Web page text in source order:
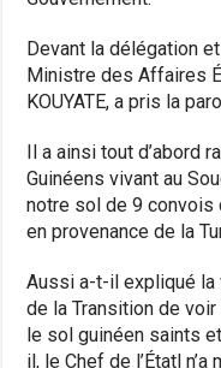
Devant la délégation
Ministre des Affaires
KOUYATE, a pris la
Il a ainsi tout d’abord
Guinéens vivant au
notre sol de 9
en provenance de la
Aussi a-t-il expliqué
de la Transition de
le sol guinéen saints
il, le Chef de l’Étatl